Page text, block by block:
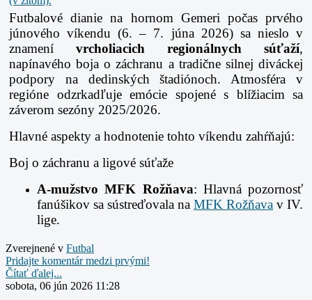
Futbalové dianie na hornom Gemeri počas prvého
júnového víkendu (6. – 7. júna 2026) sa nieslo v
znamení vrcholiacich regionálnych súťaží,
napínavého boja o záchranu a tradične silnej diváckej
podpory na dedinských štadiónoch. Atmosféra v
regióne odzrkadľuje emócie spojené s blížiacim sa
záverom sezóny 2025/2026.
Hlavné aspekty a hodnotenie tohto víkendu zahŕňajú:
Boj o záchranu a ligové súťaže
A-mužstvo MFK Rožňava: Hlavná pozornosť
fanúšikov sa sústreďovala na MFK Rožňava v IV.
lige.
Zverejnené v Futbal
Pridajte komentár medzi prvými!
Čítať ďalej...
sobota, 06 jún 2026 11:28